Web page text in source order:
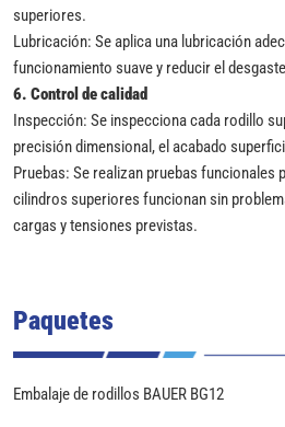
superiores.
Lubricación: Se aplica una lubricación
funcionamiento suave y reducir el
6. Control de calidad
Inspección: Se inspecciona cada rodillo
precisión dimensional, el acabado
Pruebas: Se realizan pruebas funcionales
cilindros superiores funcionan sin
cargas y tensiones previstas.
Paquetes
Embalaje de rodillos BAUER BG12